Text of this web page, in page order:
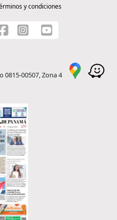
y condiciones
0815-00507, Zona 4